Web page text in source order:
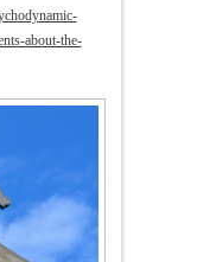
about-the-